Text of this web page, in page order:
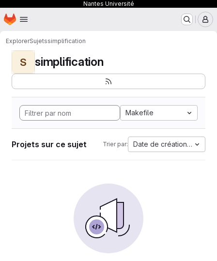
Nantes Université
Passer au contenu principal
Page d'accueil
ExplorerSujetssimplification
S simplification
Makefile
Projets sur ce sujet Trier par: Date de création la plus